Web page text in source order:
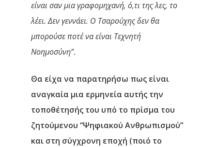
είναι σαν μια γραφομηχανή, ό,τι της λες, το
λέει. Δεν γεννάει. Ο Τσαρούχης δεν θα
μπορούσε ποτέ να είναι Τεχνητή
Νοημοσύνη”.
Θα είχα να παρατηρήσω πως είναι
αναγκαία μια ερμηνεία αυτής την
τοποθέτησής του υπό το πρίσμα του
ζητούμενου “Ψηφιακού Ανθρωπισμού”
και στη σύγχρονη εποχή (ποιό το
Αρχική
Υπηρεσίες